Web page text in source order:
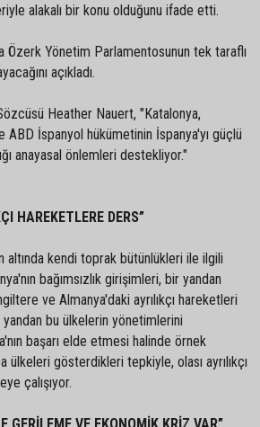
alakalı bir konu olduğunu ifade etti.
Özerk Yönetim Parlamentosunun tek taraflı
açıkladı.
Heather Nauert, "Katalonya,
ABD İspanyol hükümetinin İspanya'yı güçlü
anayasal önlemleri destekliyor."
HAREKETLERE DERS”
altında kendi toprak bütünlükleri ile ilgili
bağımsızlık girişimleri, bir yandan
ve Almanya'daki ayrılıkçı hareketleri
bu ülkelerin yönetimlerini
başarı elde etmesi halinde örnek
ülkeleri gösterdikleri tepkiyle, olası ayrılıkçı
çalışıyor.
GERİLEME VE EKONOMİK KRİZ VAR”